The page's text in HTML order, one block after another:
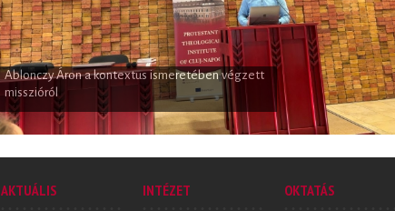
Ablonczy Áron a kontextus ismeretében végzett
misszióról
Az előadás csoportos feldolgozása (1)
AKTUÁLIS
INTÉZET
OKTATÁS